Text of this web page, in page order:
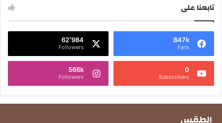
تابعنا على
847k
Fans
62٬984
Followers
0
Subscribers
566k
Followers
الطقس